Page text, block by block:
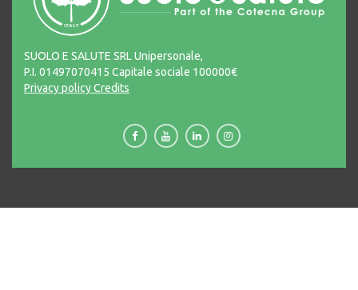
SUOLO E SALUTE SRL Unipersonale,
P.I. 01497070415 Capitale sociale 100000€
Privacy policyCredits